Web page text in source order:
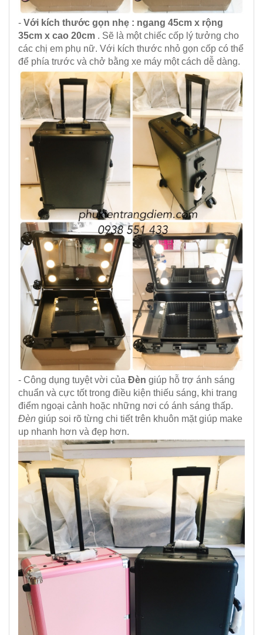
- Với kích thước gọn nhẹ : ngang 45cm x rộng
35cm x cao 20cm . Sẽ là một chiếc cốp lý tưởng cho
các chị em phụ nữ. Với kích thước nhỏ gọn cốp có thể
để phía trước và chở bằng xe máy một cách dễ dàng.
- Công dụng tuyệt vời của Đèn giúp hỗ trợ ánh sáng
chuẩn và cực tốt trong điều kiện thiếu sáng, khi trang
điểm ngoại cảnh hoặc những nơi có ánh sáng thấp.
Đèn giúp soi rõ từng chi tiết trên khuôn mặt giúp make
up nhanh hơn và đẹp hơn.